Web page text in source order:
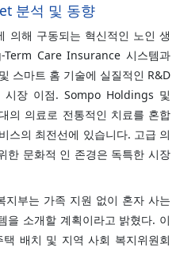
분석 및 동향
의해 구동되는 혁신적인 노인 생
Term Care Insurance 시스템과
스마트 홈 기술에 실질적인 R&D
시장 이점. Sompo Holdings 및
의 의료로 전통적인 치료를 혼합
스의 최전선에 있습니다. 고급 의
한 문화적 인 존경은 독특한 시장
부는 가족 지원 없이 혼자 사는
을 소개할 계획이라고 밝혔다. 이
배치 및 지역 사회 복지위원회